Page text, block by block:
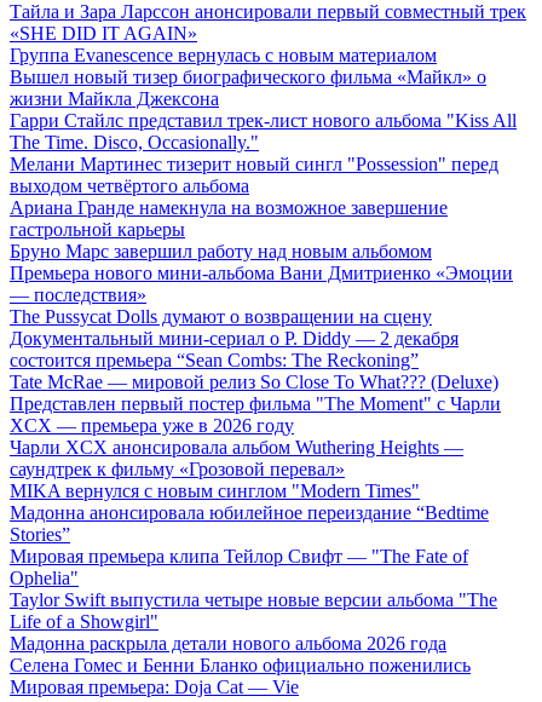
Тайла и Зара Ларссон анонсировали первый совместный трек
«SHE DID IT AGAIN»
Группа Evanescence вернулась с новым материалом
Вышел новый тизер биографического фильма «Майкл» о
жизни Майкла Джексона
Гарри Стайлс представил трек-лист нового альбома "Kiss All
The Time. Disco, Occasionally."
Мелани Мартинес тизерит новый сингл "Possession" перед
выходом четвёртого альбома
Ариана Гранде намекнула на возможное завершение
гастрольной карьеры
Бруно Марс завершил работу над новым альбомом
Премьера нового мини-альбома Вани Дмитриенко «Эмоции
— последствия»
The Pussycat Dolls думают о возвращении на сцену
Документальный мини-сериал о P. Diddy — 2 декабря
состоится премьера “Sean Combs: The Reckoning”
Tate McRae — мировой релиз So Close To What??? (Deluxe)
Представлен первый постер фильма "The Moment" с Чарли
XCX — премьера уже в 2026 году
Чарли XCX анонсировала альбом Wuthering Heights —
саундтрек к фильму «Грозовой перевал»
MIKA вернулся с новым синглом "Modern Times"
Мадонна анонсировала юбилейное переиздание “Bedtime
Stories”
Мировая премьера клипа Тейлор Свифт — "The Fate of
Ophelia"
Taylor Swift выпустила четыре новые версии альбома "The
Life of a Showgirl"
Мадонна раскрыла детали нового альбома 2026 года
Селена Гомес и Бенни Бланко официально поженились
Мировая премьера: Doja Cat — Vie